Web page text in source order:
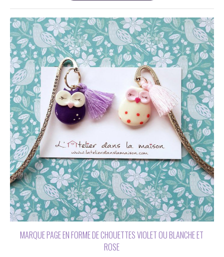
MARQUE PAGE EN FORME DE CHOUETTES VIOLET OU BLANCHE ET
ROSE